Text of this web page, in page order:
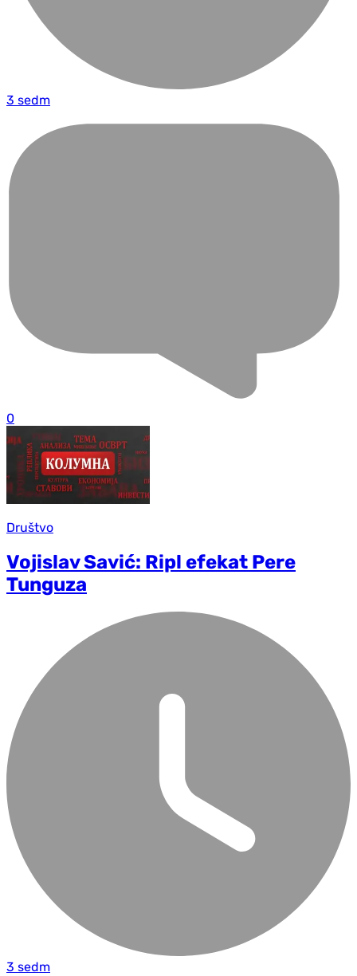
3 sedm
0
Društvo
Vojislav Savić: Ripl efekat Pere
Tunguza
3 sedm